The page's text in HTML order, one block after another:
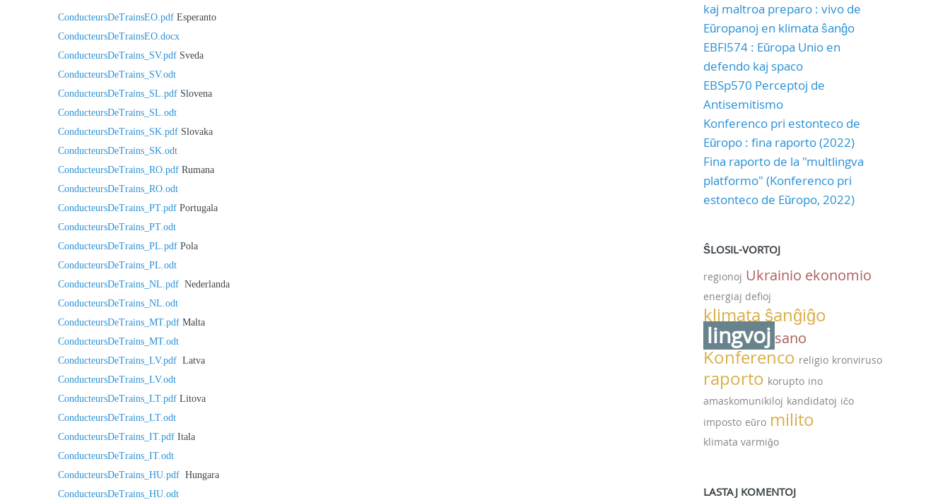
ConducteursDeTrainsEO.pdf Esperanto
ConducteursDeTrainsEO.docx
ConducteursDeTrains_SV.pdf Sveda
ConducteursDeTrains_SV.odt
ConducteursDeTrains_SL.pdf Slovena
ConducteursDeTrains_SL.odt
ConducteursDeTrains_SK.pdf Slovaka
ConducteursDeTrains_SK.odt
ConducteursDeTrains_RO.pdf Rumana
ConducteursDeTrains_RO.odt
ConducteursDeTrains_PT.pdf Portugala
ConducteursDeTrains_PT.odt
ConducteursDeTrains_PL.pdf Pola
ConducteursDeTrains_PL.odt
ConducteursDeTrains_NL.pdf Nederlanda
ConducteursDeTrains_NL.odt
ConducteursDeTrains_MT.pdf Malta
ConducteursDeTrains_MT.odt
ConducteursDeTrains_LV.pdf Latva
ConducteursDeTrains_LV.odt
ConducteursDeTrains_LT.pdf Litova
ConducteursDeTrains_LT.odt
ConducteursDeTrains_IT.pdf Itala
ConducteursDeTrains_IT.odt
ConducteursDeTrains_HU.pdf Hungara
ConducteursDeTrains_HU.odt
kaj maltroa preparo : vivo de
Eŭropanoj en klimata ŝanĝo
EBFl574 : Eŭropa Unio en
defendo kaj spaco
EBSp570 Perceptoj de
Antisemitismo
Konferenco pri estonteco de
Eŭropo : fina raporto (2022)
Fina raporto de la "multlingva
platformo" (Konferenco pri
estonteco de Eŭropo, 2022)
ŜLOSIL-VORTOJ
regionoj Ukrainio ekonomio
energiaj defioj
klimata ŝanĝiĝo
lingvoj sano
Konferenco religio kronviruso
raporto korupto ino
amaskomunikiloj kandidatoj iĉo
imposto eŭro milito
klimata varmiĝo
LASTAJ KOMENTOJ